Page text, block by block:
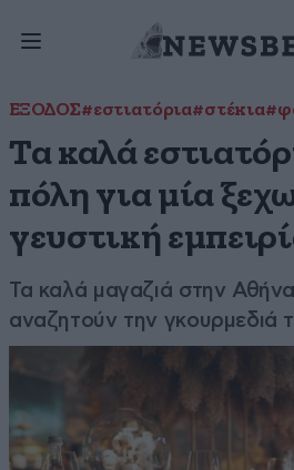
ΕΞΟΔΟΣ#εστιατόρια#στέκια
Τα καλά
πόλη για μία
γευστική
Τα καλά μαγαζιά στην
αναζητούν την γκουρμεδιά